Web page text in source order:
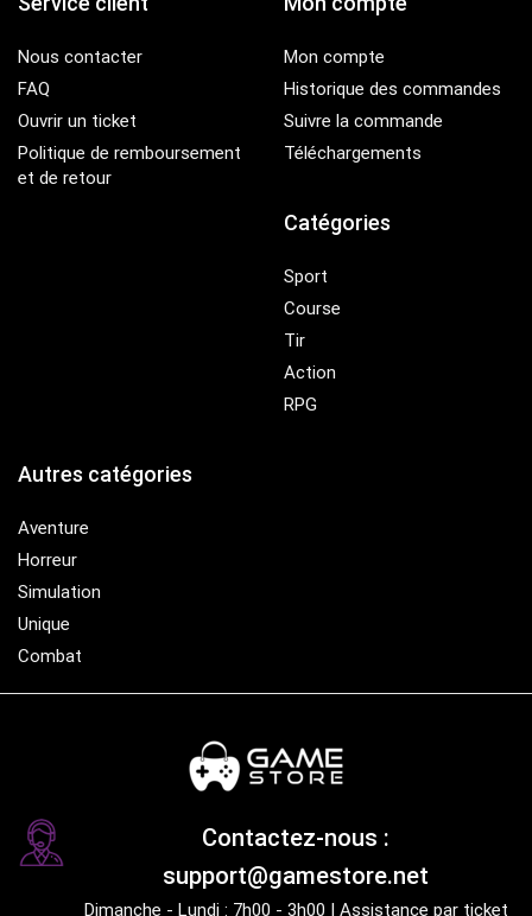
Nous contacter
FAQ
Ouvrir un ticket
Politique de remboursement
et de retour
Mon compte
Historique des commandes
Suivre la commande
Téléchargements
Catégories
Sport
Course
Tir
Action
RPG
Autres catégories
Aventure
Horreur
Simulation
Unique
Combat
Contactez-nous :
support@gamestore.net
Dimanche - Lundi : 7h00 - 3h00 | Assistance par ticket